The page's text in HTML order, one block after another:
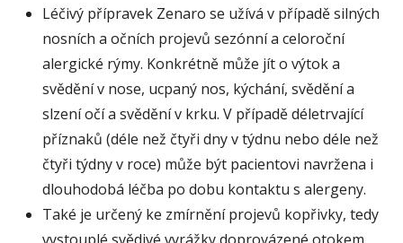
Léčivý přípravek Zenaro se užívá v případě silných
nosních a očních projevů sezónní a celoroční
alergické rýmy. Konkrétně může jít o výtok a
svědění v nose, ucpaný nos, kýchání, svědění a
slzení očí a svědění v krku. V případě déletrvající
příznaků (déle než čtyři dny v týdnu nebo déle než
čtyři týdny v roce) může být pacientovi navržena i
dlouhodobá léčba po dobu kontaktu s alergeny.
Také je určený ke zmírnění projevů kopřivky, tedy